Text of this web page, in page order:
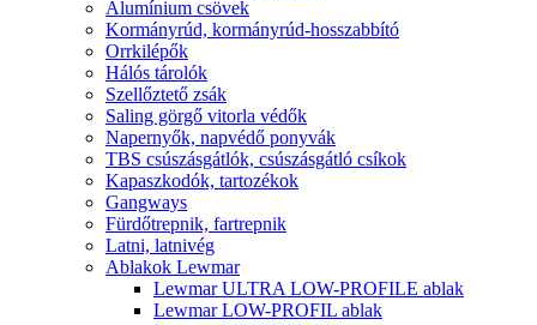
Alumínium csövek
Kormányrúd, kormányrúd-hosszabbító
Orrkilépők
Hálós tárolók
Szellőztető zsák
Saling görgő vitorla védők
Napernyők, napvédő ponyvák
TBS csúszásgátlók, csúszásgátló csíkok
Kapaszkodók, tartozékok
Gangways
Fürdőtrepnik, fartrepnik
Latni, latnivég
Ablakok Lewmar
Lewmar ULTRA LOW-PROFILE ablak
Lewmar LOW-PROFIL ablak